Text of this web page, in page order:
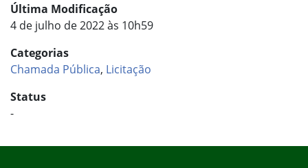
Última Modificação
4 de julho de 2022 às 10h59
Categorias
Chamada Pública, Licitação
Status
-